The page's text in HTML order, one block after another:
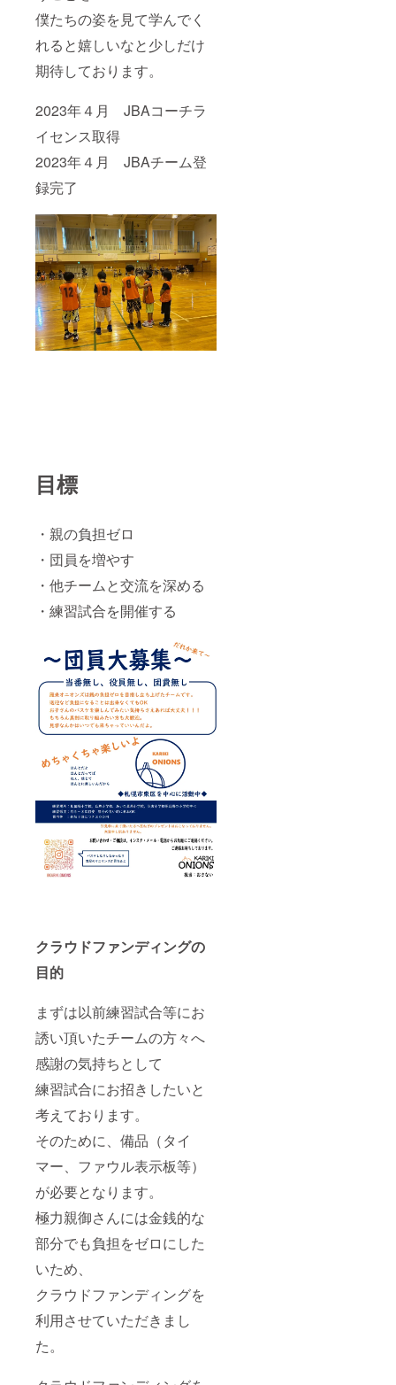
僕たちの姿を見て学んでく
れると嬉しいなと少しだけ
期待しております。
2023年４月 JBAコーチラ
イセンス取得
2023年４月 JBAチーム登
録完了
目標
・親の負担ゼロ
・団員を増やす
・他チームと交流を深める
・練習試合を開催する
クラウドファンディングの
目的
まずは以前練習試合等にお
誘い頂いたチームの方々へ
感謝の気持ちとして
練習試合にお招きしたいと
考えております。
そのために、備品（タイ
マー、ファウル表示板等）
が必要となります。
極力親御さんには金銭的な
部分でも負担をゼロにした
いため、
クラウドファンディングを
利用させていただきまし
た。